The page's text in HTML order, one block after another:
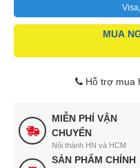
MUA
Hỗ trợ mua
MIỄN PHÍ VẬN
CHUYỂN
Nội thành HN và HCM
SẢN PHẨM CHÍNH